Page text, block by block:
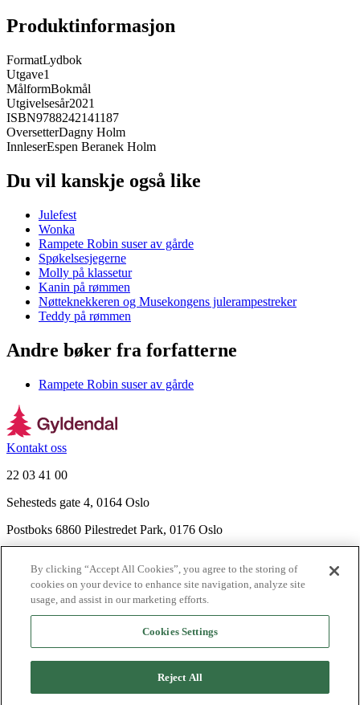
Produktinformasjon
FormatLydbok
Utgave1
MålformBokmål
Utgivelsesår2021
ISBN9788242141187
OversetterDagny Holm
InnleserEspen Beranek Holm
Du vil kanskje også like
Julefest
Wonka
Rampete Robin suser av gårde
Spøkelsesjegerne
Molly på klassetur
Kanin på rømmen
Nøtteknekkeren og Musekongens julerampestreker
Teddy på rømmen
Andre bøker fra forfatterne
Rampete Robin suser av gårde
Kontakt oss
22 03 41 00
Sehesteds gate 4, 0164 Oslo
Postboks 6860 Pilestredet Park, 0176 Oslo
Nyhetsbrev
Ledige stillinger
Send inn manus
Agency
By clicking “Accept All Cookies”, you agree to the storing of
cookies on your device to enhance site navigation, analyze site
usage, and assist in our marketing efforts.
Cookies Settings
Reject All